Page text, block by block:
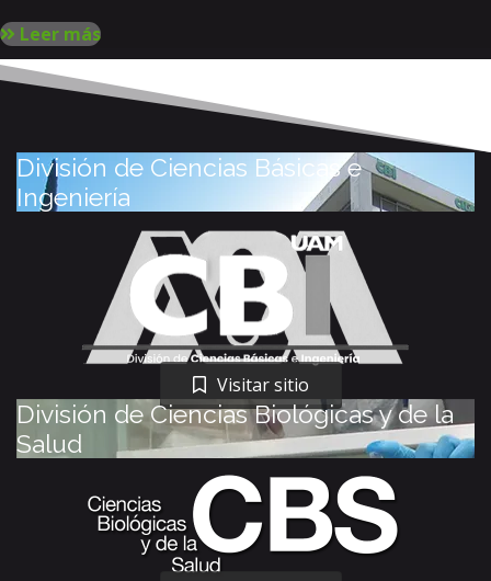
Leer más
División de Ciencias Básicas e
Ingeniería
Visitar sitio
División de Ciencias Biológicas y de la
Salud